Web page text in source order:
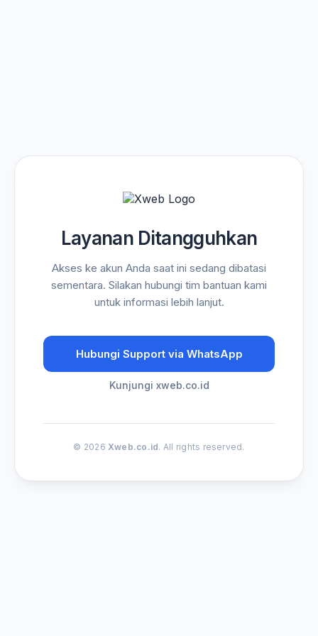
Layanan Ditangguhkan
Akses ke akun Anda saat ini sedang dibatasi
sementara. Silakan hubungi tim bantuan kami
untuk informasi lebih lanjut.
Hubungi Support via WhatsApp
Kunjungi xweb.co.id
© 2026 Xweb.co.id. All rights reserved.